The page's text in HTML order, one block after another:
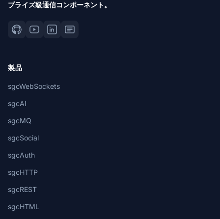
プライズ級通信コンポーネント。
製品
sgcWebSockets
sgcAI
sgcMQ
sgcSocial
sgcAuth
sgcHTTP
sgcREST
sgcHTML